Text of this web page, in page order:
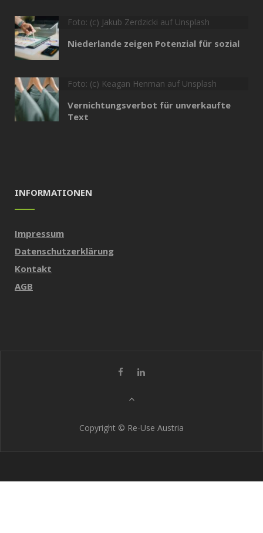
Foto: (c) Jakub Zerdzicki auf Unsplash
Niederlande zeigen Potenzial für sozial
Foto: (c) Keagan Henman auf Unsplash
Vernichtungsverbot für unverkaufte
Text
INFORMATIONEN
Impressum
Datenschutzerklärung
Kontakt
AGB
Copyright © Re-Use Austria